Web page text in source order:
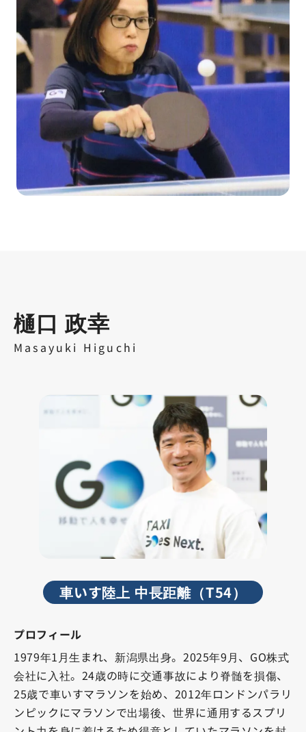
樋口 政幸
Masayuki Higuchi
車いす陸上 中長距離（T54）
プロフィール
1979年1月生まれ、新潟県出身。2025年9月、GO株式
会社に入社。24歳の時に交通事故により脊髄を損傷、
25歳で車いすマラソンを始め、2012年ロンドンパラリ
ンピックにマラソンで出場後、世界に通用するスプリ